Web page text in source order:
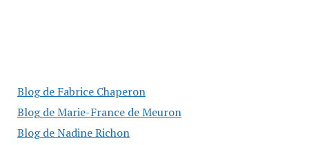
Blog de Fabrice Chaperon
Blog de Marie-France de Meuron
Blog de Nadine Richon